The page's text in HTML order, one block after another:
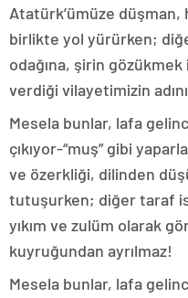
Atatürk’ümüze
birlikte yol yürürken;
odağına, şirin
verdiği vilayetimizin
Mesela bunlar, lafa
çıkıyor-“muş” gibi
ve özerkliği, dilinden
tutuşurken; diğer taraf
yıkım ve zulüm olarak
kuyruğundan ayrılmaz!
Mesela bunlar, lafa